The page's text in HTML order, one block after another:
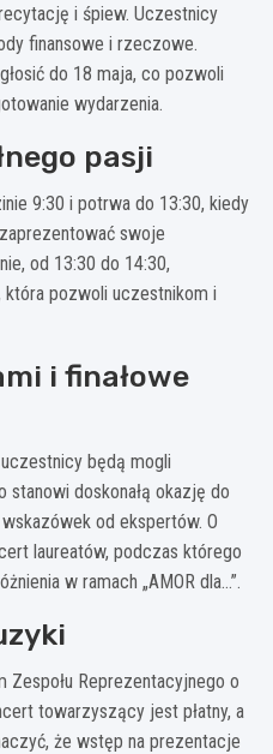
i śpiew. Uczestnicy
finansowe i rzeczowe.
do 18 maja, co pozwoli
wydarzenia.
pasji
9:30 i potrwa do 13:30, kiedy
swoje
od 13:30 do 14:30,
pozwoli uczestnikom i
i finałowe
będą mogli
doskonałą okazję do
od ekspertów. O
laureatów, podczas którego
w ramach „AMOR dla…”.
Reprezentacyjnego o
towarzyszący jest płatny, a
że wstęp na prezentacje